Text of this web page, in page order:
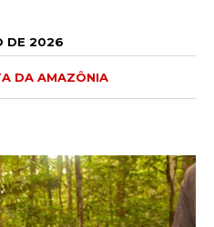
DE 2026
DA AMAZÔNIA